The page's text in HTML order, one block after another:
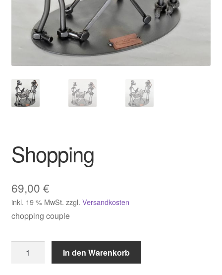
Shopping
69,00 €
inkl. 19 % MwSt. zzgl. Versandkosten
chopping couple
Menge
In den Warenkorb